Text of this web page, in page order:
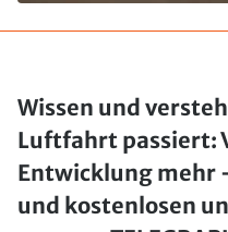
Wissen und
Luftfahrt passiert:
Entwicklung mehr
und kostenlosen